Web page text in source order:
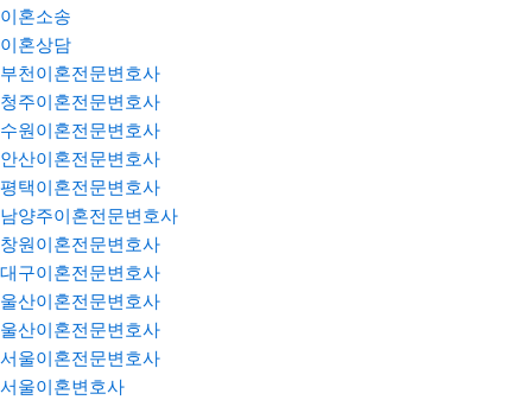
이혼소송
이혼상담
부천이혼전문변호사
청주이혼전문변호사
수원이혼전문변호사
안산이혼전문변호사
평택이혼전문변호사
남양주이혼전문변호사
창원이혼전문변호사
대구이혼전문변호사
울산이혼전문변호사
울산이혼전문변호사
서울이혼전문변호사
서울이혼변호사